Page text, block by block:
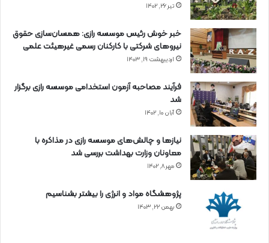
تیر ۲۶, ۱۴۰۲
خبر خوش رئیس موسسه رازی: همسان‌سازی حقوق
نیروهای شرکتی با کارکنان رسمی غیرهیئت علمی
اردیبهشت ۱۹, ۱۴۰۳
فرآیند مصاحبه آزمون استخدامی موسسه رازی برگزار
شد
آبان ۱۰, ۱۴۰۲
نیازها و چالش‌های موسسه رازی در مذاکره با
معاونان وزارت بهداشت بررسی شد
مهر ۸, ۱۴۰۲
پژوهشگاه مواد و انرژی را بیشتر بشناسیم
بهمن ۲۲, ۱۴۰۳